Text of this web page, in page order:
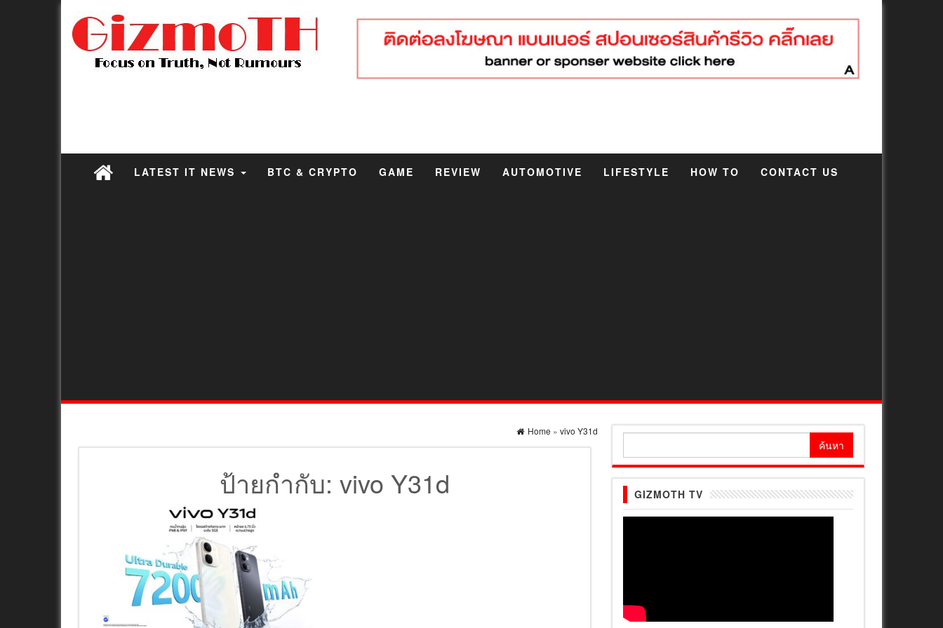
LATEST IT NEWS BTC & CRYPTO GAME REVIEW AUTOMOTIVE LIFESTYLE HOW TO CONTACT US
Home » vivo Y31d
ป้ายกำกับ: vivo Y31d GIZMOTH TV